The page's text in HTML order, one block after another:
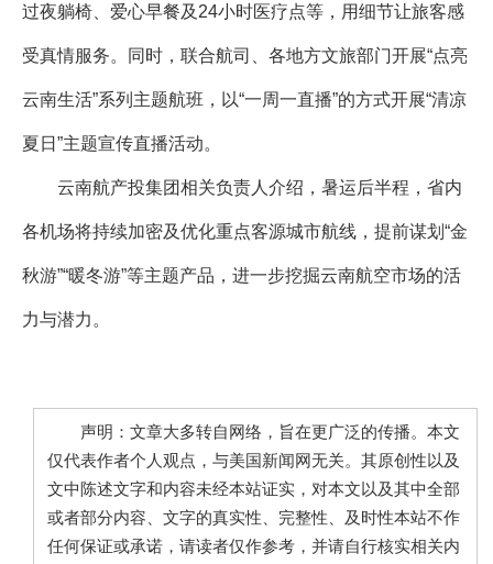
过夜躺椅、爱心早餐及24小时医疗点等，用细节让旅客感
受真情服务。同时，联合航司、各地方文旅部门开展“点亮
云南生活”系列主题航班，以“一周一直播”的方式开展“清凉
夏日”主题宣传直播活动。
云南航产投集团相关负责人介绍，暑运后半程，省内
各机场将持续加密及优化重点客源城市航线，提前谋划“金
秋游”“暖冬游”等主题产品，进一步挖掘云南航空市场的活
力与潜力。
声明：文章大多转自网络，旨在更广泛的传播。本文
仅代表作者个人观点，与美国新闻网无关。其原创性以及
文中陈述文字和内容未经本站证实，对本文以及其中全部
或者部分内容、文字的真实性、完整性、及时性本站不作
任何保证或承诺，请读者仅作参考，并请自行核实相关内